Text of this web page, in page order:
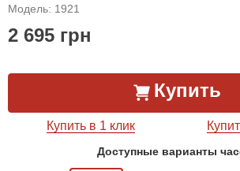
Модель: 1921
2 695 грн
Купить
Купить в 1 клик
Доступные варианты